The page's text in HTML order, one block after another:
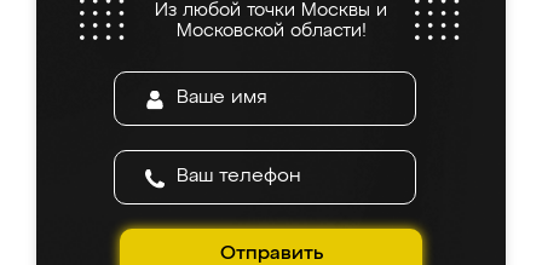
Из любой точки Москвы и
Московской области!
Отправить